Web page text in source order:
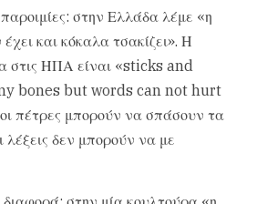
στην Ελλάδα λέμε «η
και κόκαλα τσακίζει». Η
στις ΗΠΑ είναι «sticks and
bones but words can not hurt
πέτρες μπορούν να σπάσουν τα
δεν μπορούν να με